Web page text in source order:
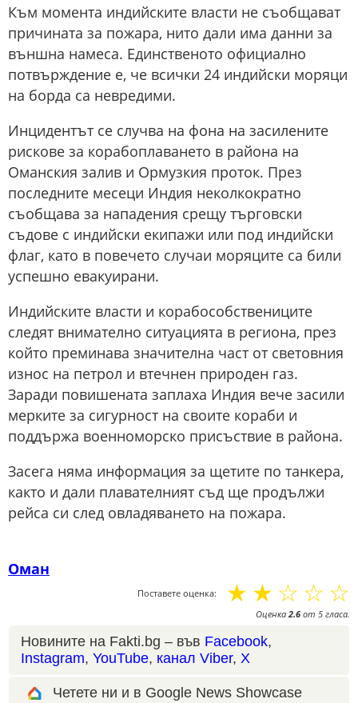
Към момента индийските власти не съобщават
причината за пожара, нито дали има данни за
външна намеса. Единственото официално
потвърждение е, че всички 24 индийски моряци
на борда са невредими.
Инцидентът се случва на фона на засилените
рискове за корабоплаването в района на
Оманския залив и Ормузкия проток. През
последните месеци Индия неколкократно
съобщава за нападения срещу търговски
съдове с индийски екипажи или под индийски
флаг, като в повечето случаи моряците са били
успешно евакуирани.
Индийските власти и корабособствениците
следят внимателно ситуацията в региона, през
който преминава значителна част от световния
износ на петрол и втечнен природен газ.
Заради повишената заплаха Индия вече засили
мерките за сигурност на своите кораби и
поддържа военноморско присъствие в района.
Засега няма информация за щетите по танкера,
както и дали плавателният съд ще продължи
рейса си след овладяването на пожара.
Оман
Поставете оценка: ☆
☆
☆
☆
☆
Оценка2.6 от 5 гласа.
Новините на Fakti.bg – във Facebook,
Instagram, YouTube, канал Viber, X
Четете ни и в Google News Showcase